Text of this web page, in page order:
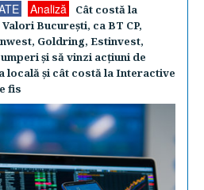
Analiză
Cât costă la
Bucureşti, ca BT CP,
Goldring, Estinvest,
şi să vinzi acţiuni de
locală şi cât costă la Interactive
fis